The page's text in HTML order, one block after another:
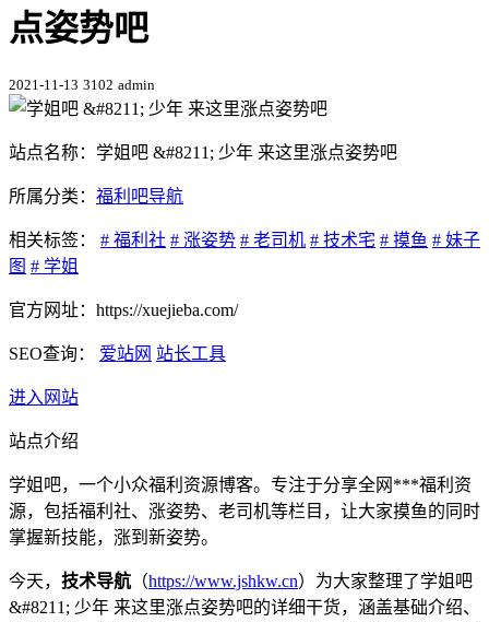
点姿势吧
2021-11-13 3102 admin
站点名称：学姐吧 &#8211; 少年 来这里涨点姿势吧
所属分类： 福利吧导航
相关标签： # 福利社 # 涨姿势 # 老司机 # 技术宅 # 摸鱼 # 妹子
图 # 学姐
官方网址：https://xuejieba.com/
SEO查询： 爱站网 站长工具
进入网站
站点介绍
学姐吧，一个小众福利资源博客。专注于分享全网***福利资
源，包括福利社、涨姿势、老司机等栏目，让大家摸鱼的同时
掌握新技能，涨到新姿势。
今天， 技术导航 （https://www.jshkw.cn）为大家整理了学姐吧
&#8211; 少年 来这里涨点姿势吧的详细干货，涵盖基础介绍、